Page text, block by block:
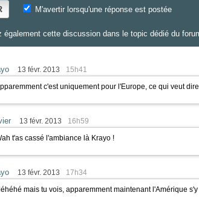
M'avertir lorsqu'une réponse est postée
également cette discussion dans le topic dédié du
13 févr. 2013 15h41
c'est uniquement pour l'Europe, ce qui veut
13 févr. 2013 16h59
t'as cassé l'ambiance là Krayo !
13 févr. 2013 17h34
mais tu vois, apparemment maintenant l'Amérique